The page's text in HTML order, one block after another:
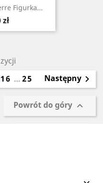
Figurka...
16 … 25 Następny 
Powrót do góry 